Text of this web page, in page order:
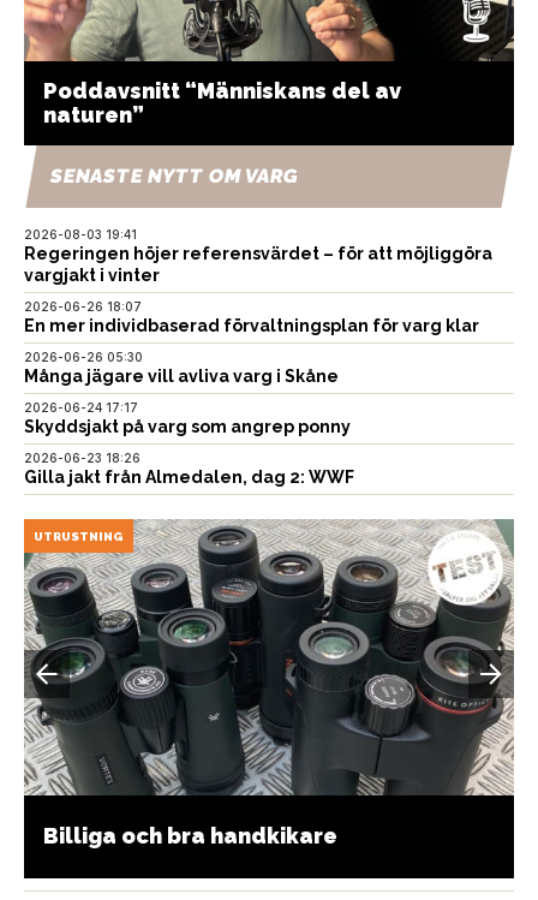
Poddavsnitt “Människans del av
naturen”
SENASTE NYTT OM VARG
2026-08-03 19:41
Regeringen höjer referensvärdet – för att möjliggöra
vargjakt i vinter
2026-06-26 18:07
En mer individbaserad förvaltningsplan för varg klar
2026-06-26 05:30
Många jägare vill avliva varg i Skåne
2026-06-24 17:17
Skyddsjakt på varg som angrep ponny
2026-06-23 18:26
Gilla jakt från Almedalen, dag 2: WWF
UTRUSTNING
Billiga och bra handkikare